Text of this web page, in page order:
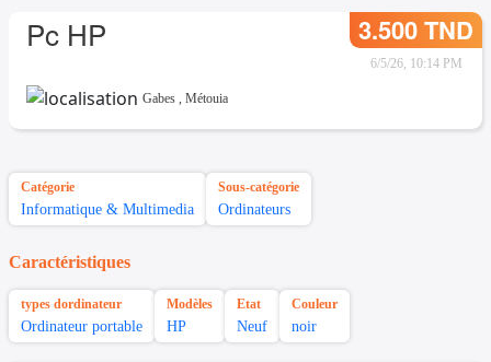
Pc HP 3.500 TND
6/5/26, 10:14 PM
Gabes , Métouia
Catégorie
Informatique & Multimedia
Sous-catégorie
Ordinateurs
Caractéristiques
types dordinateur
Ordinateur portable
Modèles
HP
Etat
Neuf
Couleur
noir